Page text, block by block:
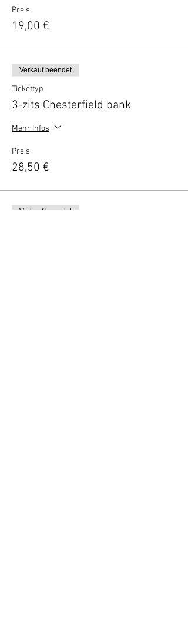
Preis
19,00 €
Verkauf beendet
Tickettyp
3-zits Chesterfield bank
Mehr Infos
Preis
28,50 €
Verkauf beendet